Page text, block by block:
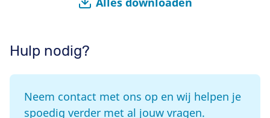
Hulp nodig?
Neem contact met ons op en wij helpen je
spoedig verder met al jouw vragen.